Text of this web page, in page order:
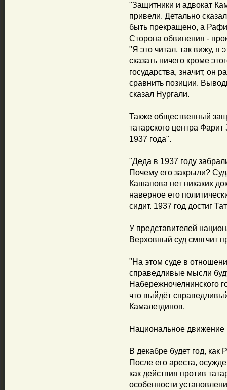
"Защитники и адвокат
привели. Детально
быть прекращено, а
Сторона обвинения -
"Я это читал, так вижу, я
сказать ничего кроме
государства, значит, он
сравнить позиции.
сказал Нургали.
Также общественный
татарского центра
1937 года".
"Деда в 1937 году
Почему его закрыли?
Кашапова нет никаких
наверное его
сидит. 1937 год достиг
У представителей
Верховный суд смягчит
"На этом суде в
справедливые мысли
Набережночелнинского
что выйдёт
Камалетдинов.
Национальное движение
В декабре будет год,
После его ареста,
как действия против
особенности